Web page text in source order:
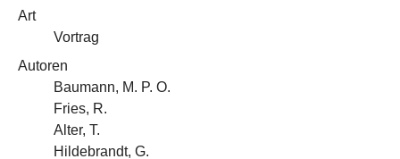
Art
Vortrag
Autoren
Baumann, M. P. O.
Fries, R.
Alter, T.
Hildebrandt, G.